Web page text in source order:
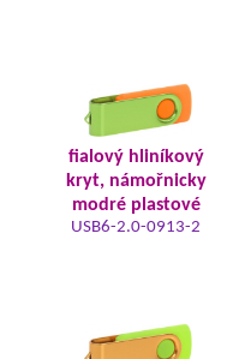
fialový hliníkový
kryt, námořnicky
modré plastové
USB6-2.0-0913-2